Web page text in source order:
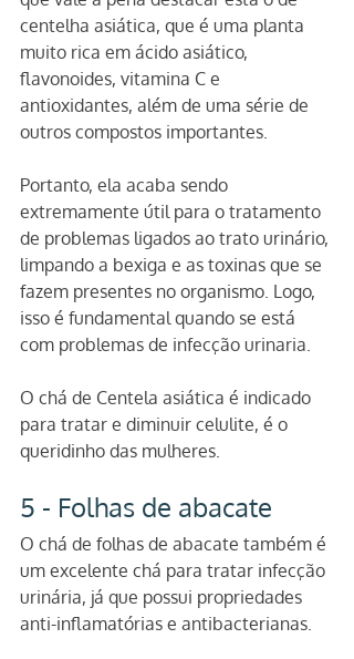
centelha asiática, que é uma planta
muito rica em ácido asiático,
flavonoides, vitamina C e
antioxidantes, além de uma série de
outros compostos importantes.
Portanto, ela acaba sendo
extremamente útil para o tratamento
de problemas ligados ao trato urinário,
limpando a bexiga e as toxinas que se
fazem presentes no organismo. Logo,
isso é fundamental quando se está
com problemas de infecção urinaria.
O chá de Centela asiática é indicado
para tratar e diminuir celulite, é o
queridinho das mulheres.
5 - Folhas de abacate
O chá de folhas de abacate também é
um excelente chá para tratar infecção
urinária, já que possui propriedades
anti-inflamatórias e antibacterianas.